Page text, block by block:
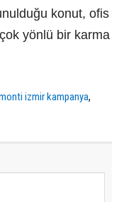
konut, ofis
yönlü bir karma
izmir kampanya,